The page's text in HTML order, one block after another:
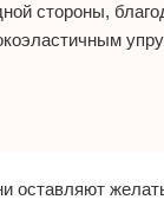
стороны,
оставляют